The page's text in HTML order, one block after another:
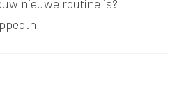
nieuwe routine is?